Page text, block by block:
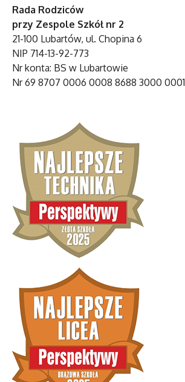
Rada Rodziców
przy Zespole Szkół nr 2
21-100 Lubartów, ul. Chopina 6
NIP 714-13-92-773
Nr konta: BS w Lubartowie
Nr 69 8707 0006 0008 8688 3000 0001